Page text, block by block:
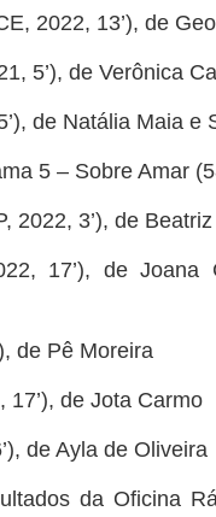
2022, 13’), de
5’), de Verônica
de Natália Maia e
5 – Sobre Amar
2022, 3’), de
17’), de Joana
de Pê Moreira
17’), de Jota Carmo
de Ayla de Oliveira
da Oficina